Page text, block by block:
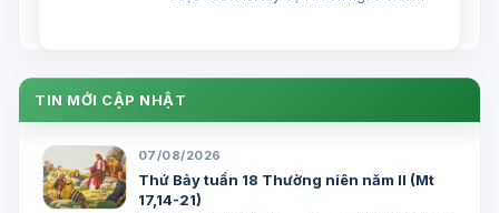
TIN MỚI CẬP NHẬT
07/08/2026
Thứ Bảy tuần 18 Thường niên năm II (Mt
17,14-21)